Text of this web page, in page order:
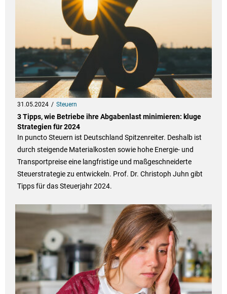
31.05.2024 Steuern
3 Tipps, wie Betriebe ihre Abgabenlast minimieren: kluge
Strategien für 2024
In puncto Steuern ist Deutschland Spitzenreiter. Deshalb ist
durch steigende Materialkosten sowie hohe Energie- und
Transportpreise eine langfristige und maßgeschneiderte
Steuerstrategie zu entwickeln. Prof. Dr. Christoph Juhn gibt
Tipps für das Steuerjahr 2024.